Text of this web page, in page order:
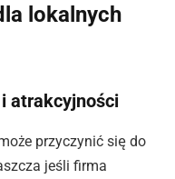
lokalnych
atrakcyjności
przyczynić się do
jeśli firma